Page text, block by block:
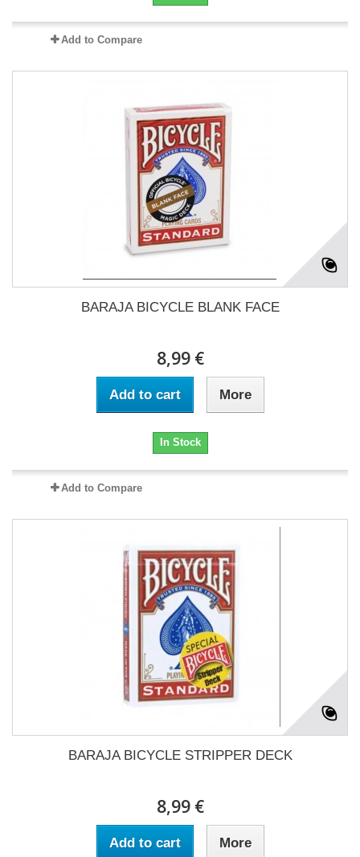
Add to Compare
BARAJA BICYCLE BLANK FACE
8,99 €
Add to cart More
In Stock
Add to Compare
BARAJA BICYCLE STRIPPER DECK
8,99 €
Add to cart More